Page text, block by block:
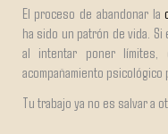
El proceso de abandonar la
ha sido un patrón de vida. Si
al intentar poner
acompañamiento psicológico
Tu trabajo ya no es salvar a